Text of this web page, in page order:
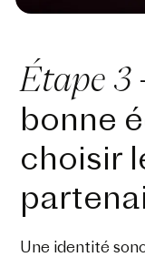
Étape 3
bonne
choisir
Une identité